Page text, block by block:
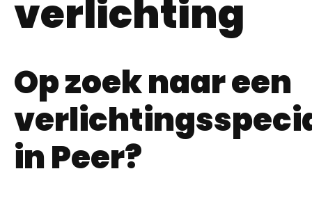
verlichting
Op zoek naar een
in Peer?